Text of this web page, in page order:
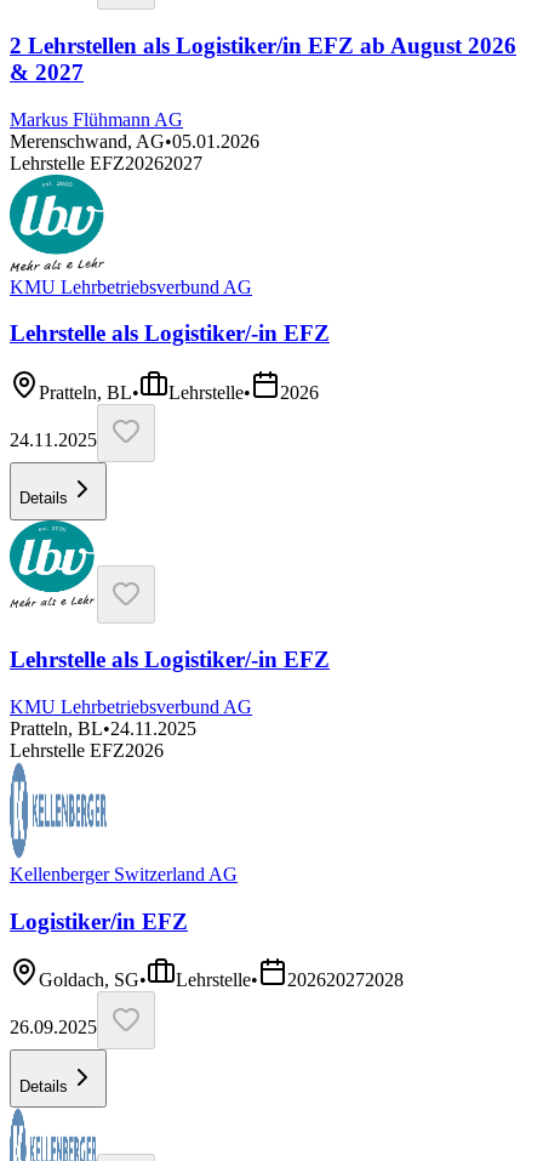
2 Lehrstellen als Logistiker/in EFZ ab August 2026
& 2027
Markus Flühmann AG
Merenschwand, AG•05.01.2026
Lehrstelle EFZ20262027
KMU Lehrbetriebsverbund AG
Lehrstelle als Logistiker/-in EFZ
Pratteln, BL• Lehrstelle• 2026
24.11.2025
Details
Lehrstelle als Logistiker/-in EFZ
KMU Lehrbetriebsverbund AG
Pratteln, BL•24.11.2025
Lehrstelle EFZ2026
Kellenberger Switzerland AG
Logistiker/in EFZ
Goldach, SG• Lehrstelle• 202620272028
26.09.2025
Details